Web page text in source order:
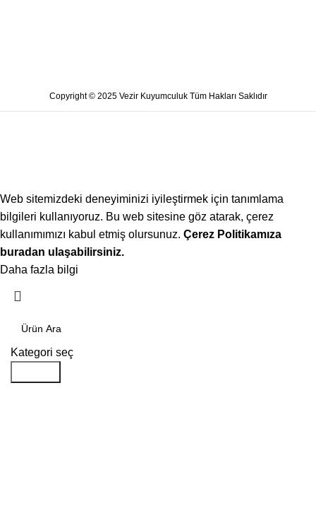
Copyright © 2025 Vezir Kuyumculuk Tüm Hakları Saklıdır
Web sitemizdeki deneyiminizi iyileştirmek için tanımlama
bilgileri kullanıyoruz. Bu web sitesine göz atarak, çerez
kullanımımızı kabul etmiş olursunuz. Çerez Politikamıza
buradan ulaşabilirsiniz.
Daha fazla bilgi
Kategori seç